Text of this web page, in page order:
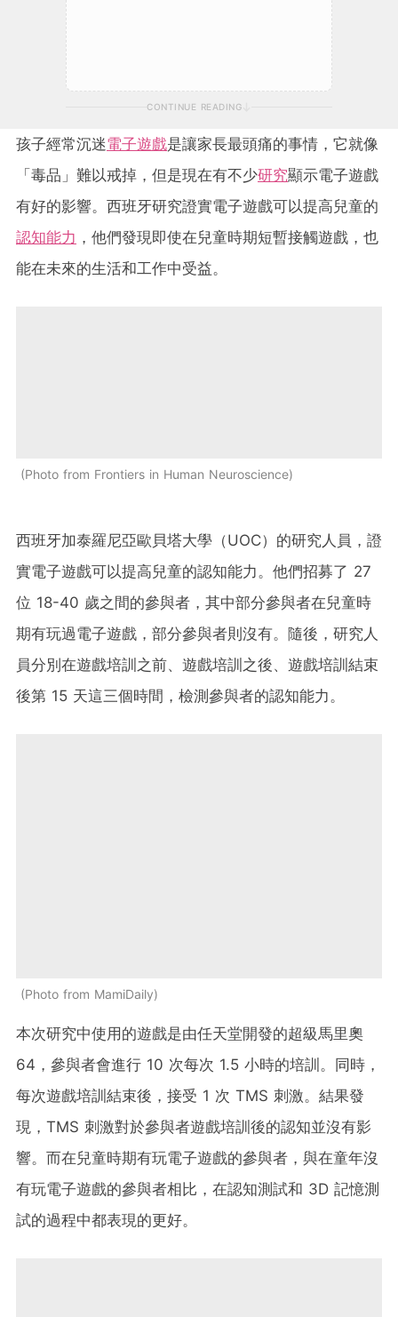
CONTINUE READING
孩子經常沉迷電子遊戲是讓家長最頭痛的事情，它就像
「毒品」難以戒掉，但是現在有不少研究顯示電子遊戲
有好的影響。西班牙研究證實電子遊戲可以提高兒童的
認知能力 ，他們發現即使在兒童時期短暫接觸遊戲，也
能在未來的生活和工作中受益。
Photo from Frontiers in Human Neuroscience
西班牙加泰羅尼亞歐貝塔大學（UOC）的研究人員，證
實電子遊戲可以提高兒童的認知能力。他們招募了 27
位 18-40 歲之間的參與者，其中部分參與者在兒童時
期有玩過電子遊戲，部分參與者則沒有。隨後，研究人
員分別在遊戲培訓之前、遊戲培訓之後、遊戲培訓結束
後第 15 天這三個時間，檢測參與者的認知能力。
Photo from MamiDaily
本次研究中使用的遊戲是由任天堂開發的超級馬里奧
64，參與者會進行 10 次每次 1.5 小時的培訓。同時，
每次遊戲培訓結束後，接受 1 次 TMS 刺激。結果發
現，TMS 刺激對於參與者遊戲培訓後的認知並沒有影
響。而在兒童時期有玩電子遊戲的參與者，與在童年沒
有玩電子遊戲的參與者相比，在認知測試和 3D 記憶測
試的過程中都表現的更好。